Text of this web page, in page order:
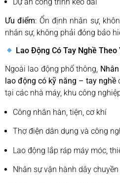
Ưu điểm: Ổn định nhân sự,
nhân sự, không phải đóng bảo
Lao Động Có Tay Nghề Theo
Ngoài lao động phổ thông,
lao động có kỹ năng – tay nghề
tại các nhà máy, khu công
Công nhân hàn, tiện, cơ khí
Thợ điện dân dụng và công
Lao động lắp ráp máy móc,
Nhân sự vận hành dây